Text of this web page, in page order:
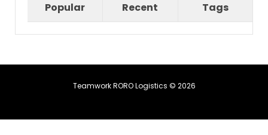
Popular Recent Tags
Teamwork RORO Logistics © 2026